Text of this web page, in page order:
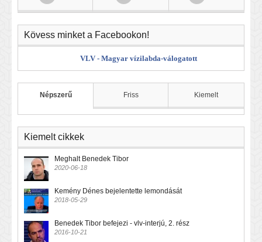
Kövess minket a Facebookon!
VLV - Magyar vízilabda-válogatott
Népszerű Friss Kiemelt
Kiemelt cikkek
Meghalt Benedek Tibor
2020-06-18
Kemény Dénes bejelentette lemondását
2018-05-29
Benedek Tibor befejezi - vlv-interjú, 2. rész
2016-10-21